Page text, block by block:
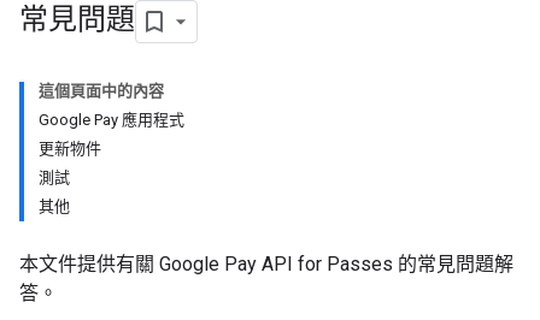
常見問題
這個頁面中的內容
Google Pay 應用程式
更新物件
測試
其他
本文件提供有關 Google Pay API for Passes 的常見問題解
答。